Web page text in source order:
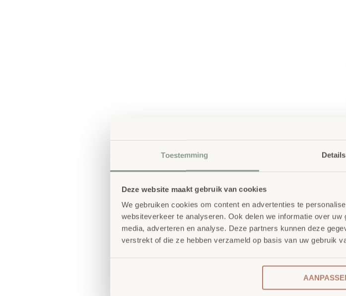
Toestemming Details
Deze website maakt gebruik van cookies
We gebruiken cookies om content en advertenties te
websiteverkeer te analyseren. Ook delen we informatie over
media, adverteren en analyse. Deze partners kunnen deze
verstrekt of die ze hebben verzameld op basis van uw gebruik